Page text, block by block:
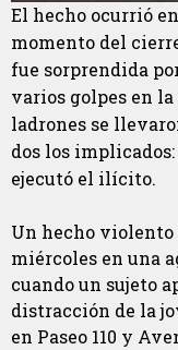
El hecho ocurrió
momento del
fue sorprendida
varios golpes en la
ladrones se
dos los
ejecutó el ilícito.
Un hecho violento
miércoles en una
cuando un sujeto
distracción de la
en Paseo 110 y